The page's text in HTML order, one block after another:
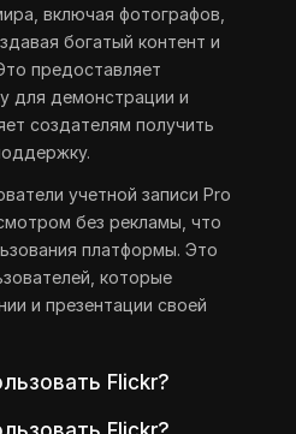
включая фотографов,
богатый контент и
предоставляет
для демонстрации и
создателям получить
учетной записи Pro
без рекламы, что
платформы. Это
которые
и презентации своей
Flickr?